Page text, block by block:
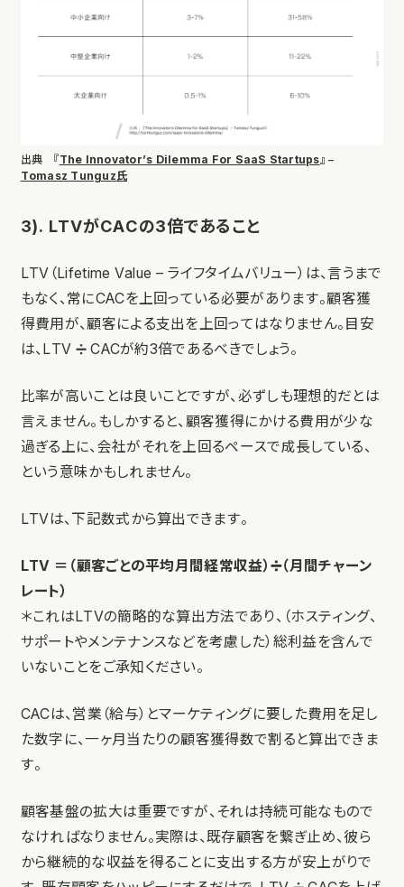
出典 『The Innovator’s Dilemma For SaaS Startups 』 –
Tomasz Tunguz氏
3). LTVがCACの3倍であること
LTV（Lifetime Value – ライフタイムバリュー）は、言うまで
もなく、常にCACを上回っている必要があります。顧客獲
得費用が、顧客による支出を上回ってはなりません。目安
は、LTV ➗ CACが約3倍であるべきでしょう。
比率が高いことは良いことですが、必ずしも理想的だとは
言えません。もしかすると、顧客獲得にかける費用が少な
過ぎる上に、会社がそれを上回るペースで成長している、
という意味かもしれません。
LTVは、下記数式から算出できます。
LTV ＝（顧客ごとの平均月間経常収益）➗（月間チャーン
レート）
＊これはLTVの簡略的な算出方法であり、（ホスティング、
サポートやメンテナンスなどを考慮した）総利益を含んで
いないことをご承知ください。
CACは、営業（給与）とマーケティングに要した費用を足し
た数字に、一ヶ月当たりの顧客獲得数で割ると算出できま
す。
顧客基盤の拡大は重要ですが、それは持続可能なもので
なければなりません。実際は、既存顧客を繋ぎ止め、彼ら
から継続的な収益を得ることに支出する方が安上がりで